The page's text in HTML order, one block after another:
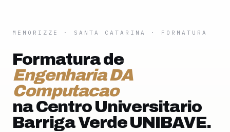
MEMORIZZE · SANTA CATARINA · FORMATURA
Formatura de
Engenharia DA
Computacao
na Centro Universitario
Barriga Verde UNIBAVE.